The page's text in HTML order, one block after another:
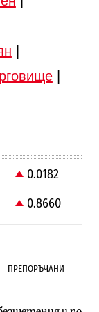
|
0.0182
0.8660
ПРЕПОРЪЧАНИ